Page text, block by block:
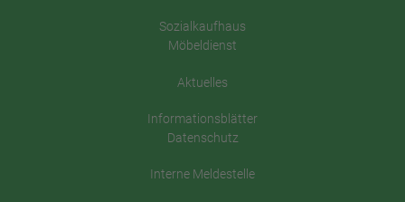
Sozialkaufhaus
Möbeldienst
Aktuelles
Informationsblätter
Datenschutz
Interne Meldestelle